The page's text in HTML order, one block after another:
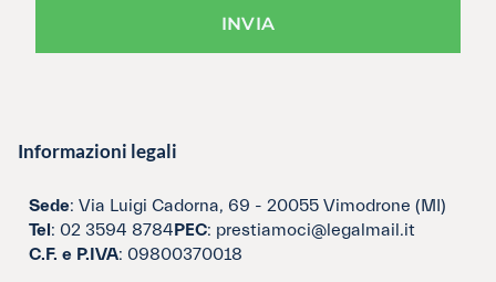
INVIA
Informazioni legali
Sede: Via Luigi Cadorna, 69 - 20055 Vimodrone (MI)
Tel : 02 3594 8784 PEC: prestiamoci@legalmail.it
C.F. e P.IVA: 09800370018